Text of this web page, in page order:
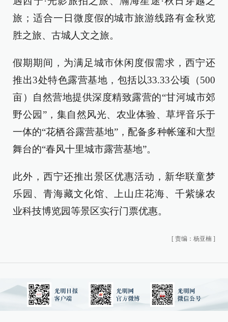
旅；适合一日微度假的城市旅游线路有金秋览
胜之旅、古城人文之旅。
假期期间，为满足城市休闲度假需求，西宁还
推出3处特色露营基地，包括以33.33公顷（500
亩）自然营地提供深度精致露营的“甘河城市郊
野公园”，集自然风光、农业体验、草坪音乐于
一体的“花栖谷露营基地”，配备多种帐篷和大型
舞台的“春风十里城市露营基地”。
此外，西宁还推出景区优惠活动，新华联童梦
乐园、青海藏文化馆、上山庄花海、千紫缘农
业科技博览园等景区实行门票优惠。
[ 责编：杨亚楠 ]